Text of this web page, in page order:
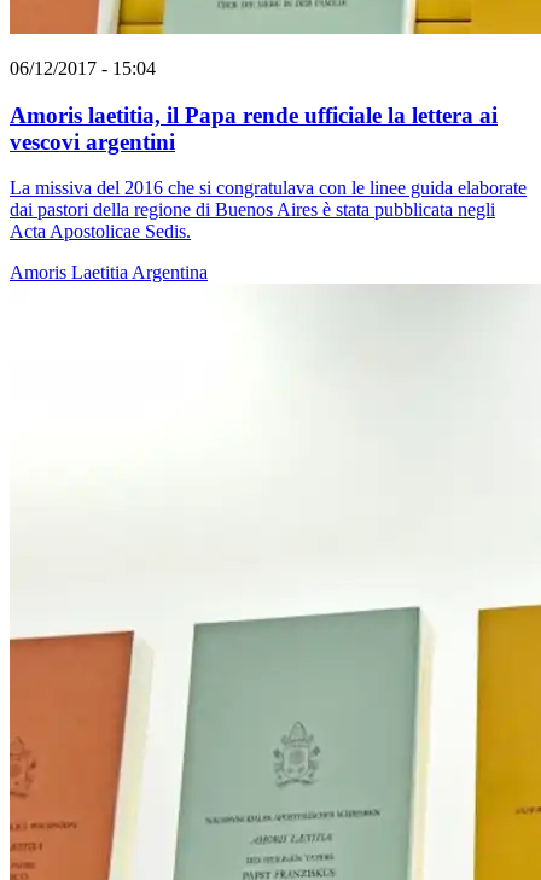
06/12/2017 - 15:04
Amoris laetitia, il Papa rende ufficiale la lettera ai
vescovi argentini
La missiva del 2016 che si congratulava con le linee guida elaborate
dai pastori della regione di Buenos Aires è stata pubblicata negli
Acta Apostolicae Sedis.
Amoris LaetitiaArgentina